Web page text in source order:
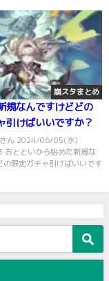
崩スタまとめ
規なんですけどどの
引けばいいですか？
ん 2024/06/05(水)
とといから始めた新規な
の限定ガチャ引けばいいです